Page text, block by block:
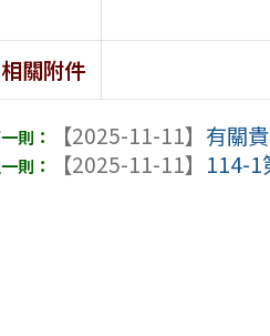
相關附件
【2025-11-11】 有關
【2025-11-11】 114-1